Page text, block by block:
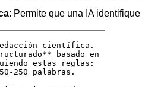
: Permite que una IA